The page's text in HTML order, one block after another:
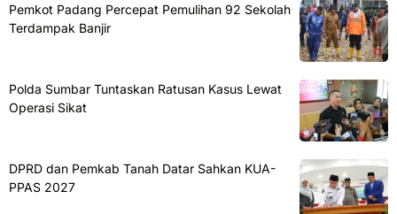
Pemkot Padang Percepat Pemulihan 92 Sekolah
Terdampak Banjir
Polda Sumbar Tuntaskan Ratusan Kasus Lewat
Operasi Sikat
DPRD dan Pemkab Tanah Datar Sahkan KUA-
PPAS 2027